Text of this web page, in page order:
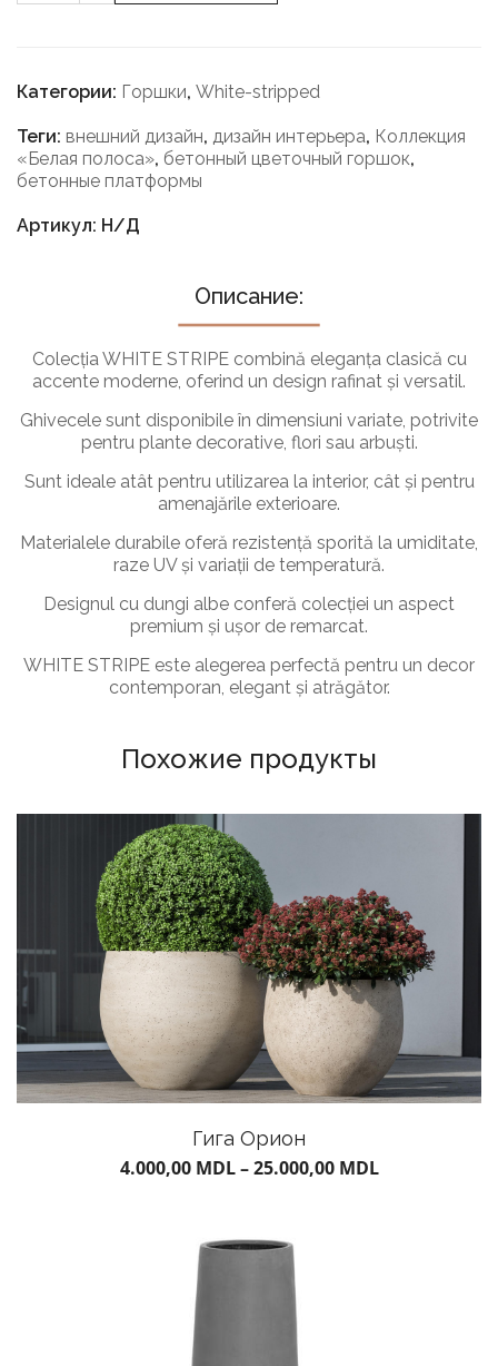
HIGH
Категории: Горшки, White-stripped
Теги: внешний дизайн, дизайн интерьера, Коллекция
«Белая полоса», бетонный цветочный горшок,
бетонные платформы
Артикул: Н/Д
Описание:
Colecția WHITE STRIPE combină eleganța clasică cu
accente moderne, oferind un design rafinat și versatil.
Ghivecele sunt disponibile în dimensiuni variate, potrivite
pentru plante decorative, flori sau arbuști.
Sunt ideale atât pentru utilizarea la interior, cât și pentru
amenajările exterioare.
Materialele durabile oferă rezistență sporită la umiditate,
raze UV și variații de temperatură.
Designul cu dungi albe conferă colecției un aspect
premium și ușor de remarcat.
WHITE STRIPE este alegerea perfectă pentru un decor
contemporan, elegant și atrăgător.
Похожие продукты
Гига Орион
4.000,00 MDL–25.000,00 MDL